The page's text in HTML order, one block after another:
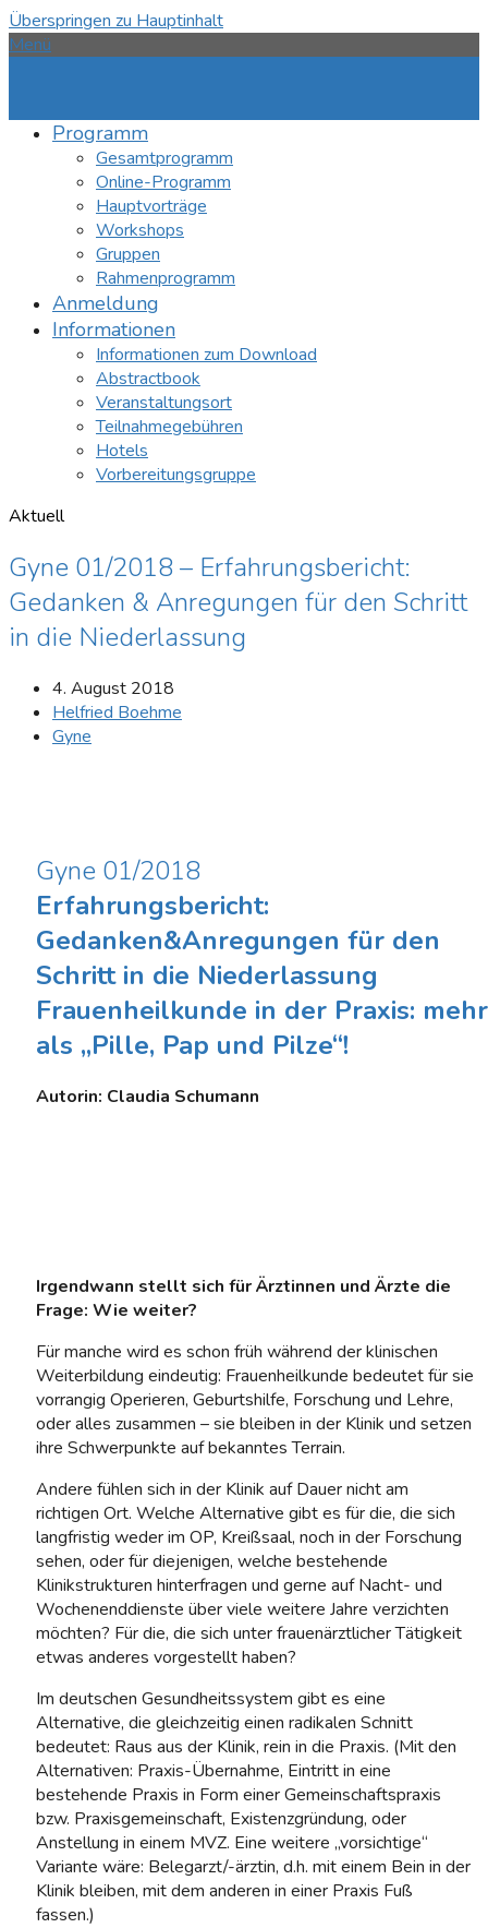
Überspringen zu Hauptinhalt
Menü
Programm
Gesamtprogramm
Online-Programm
Hauptvorträge
Workshops
Gruppen
Rahmenprogramm
Anmeldung
Informationen
Informationen zum Download
Abstractbook
Veranstaltungsort
Teilnahmegebühren
Hotels
Vorbereitungsgruppe
Aktuell
Gyne 01/2018 – Erfahrungsbericht:
Gedanken & Anregungen für den Schritt
in die Niederlassung
4. August 2018
Helfried Boehme
Gyne
Gyne 01/2018
Erfahrungsbericht:
Gedanken&Anregungen für den
Schritt in die Niederlassung
Frauenheilkunde in der Praxis: mehr
als „Pille, Pap und Pilze“!
Autorin: Claudia Schumann
Irgendwann stellt sich für Ärztinnen und Ärzte die
Frage: Wie weiter?
Für manche wird es schon früh während der klinischen
Weiterbildung eindeutig: Frauenheilkunde bedeutet für sie
vorrangig Operieren, Geburtshilfe, Forschung und Lehre,
oder alles zusammen – sie bleiben in der Klinik und setzen
ihre Schwerpunkte auf bekanntes Terrain.
Andere fühlen sich in der Klinik auf Dauer nicht am
richtigen Ort. Welche Alternative gibt es für die, die sich
langfristig weder im OP, Kreißsaal, noch in der Forschung
sehen, oder für diejenigen, welche bestehende
Klinikstrukturen hinterfragen und gerne auf Nacht- und
Wochenenddienste über viele weitere Jahre verzichten
möchten? Für die, die sich unter frauenärztlicher Tätigkeit
etwas anderes vorgestellt haben?
Im deutschen Gesundheitssystem gibt es eine
Alternative, die gleichzeitig einen radikalen Schnitt
bedeutet: Raus aus der Klinik, rein in die Praxis. (Mit den
Alternativen: Praxis-Übernahme, Eintritt in eine
bestehende Praxis in Form einer Gemeinschaftspraxis
bzw. Praxisgemeinschaft, Existenzgründung, oder
Anstellung in einem MVZ. Eine weitere „vorsichtige“
Variante wäre: Belegarzt/-ärztin, d.h. mit einem Bein in der
Klinik bleiben, mit dem anderen in einer Praxis Fuß
fassen.)